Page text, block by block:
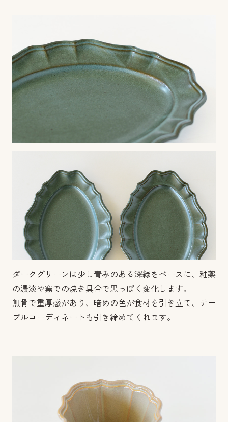
ダークグリーンは少し青みのある深緑をベースに、釉薬
の濃淡や窯での焼き具合で黒っぽく変化します。
無骨で重厚感があり、暗めの色が食材を引き立て、テー
ブルコーディネートも引き締めてくれます。